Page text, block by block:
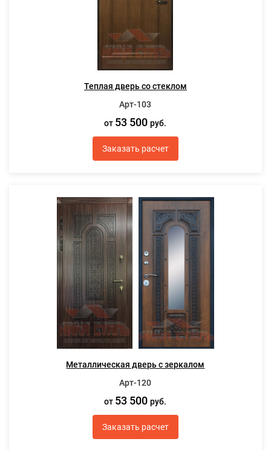
Теплая дверь со стеклом
Арт-103
от 53 500руб.
Заказать расчет
Металлическая дверь с зеркалом
Арт-120
от 53 500руб.
Заказать расчет